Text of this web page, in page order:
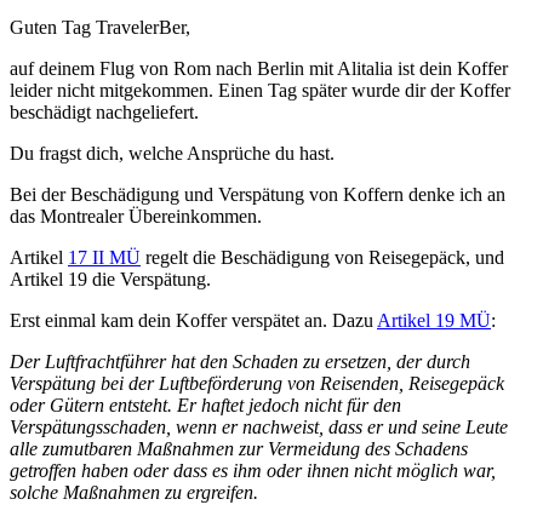
Guten Tag TravelerBer,
auf deinem Flug von Rom nach Berlin mit Alitalia ist dein Koffer
leider nicht mitgekommen. Einen Tag später wurde dir der Koffer
beschädigt nachgeliefert.
Du fragst dich, welche Ansprüche du hast.
Bei der Beschädigung und Verspätung von Koffern denke ich an
das Montrealer Übereinkommen.
Artikel 17 II MÜ regelt die Beschädigung von Reisegepäck, und
Artikel 19 die Verspätung.
Erst einmal kam dein Koffer verspätet an. Dazu Artikel 19 MÜ:
Der Luftfrachtführer hat den Schaden zu ersetzen, der durch
Verspätung bei der Luftbeförderung von Reisenden, Reisegepäck
oder Gütern entsteht. Er haftet jedoch nicht für den
Verspätungsschaden, wenn er nachweist, dass er und seine Leute
alle zumutbaren Maßnahmen zur Vermeidung des Schadens
getroffen haben oder dass es ihm oder ihnen nicht möglich war,
solche Maßnahmen zu ergreifen.